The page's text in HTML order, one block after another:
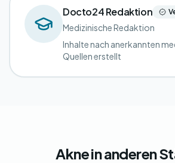
Docto24 Redaktion
Medizinische Redaktion
Inhalte nach anerkannten
Quellen erstellt
Akne in anderen